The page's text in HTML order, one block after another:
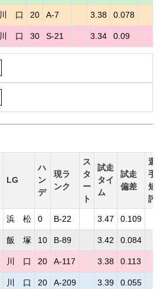
川 口 20 A-7 3.38 0.078
川 口 30 S-21 3.34 0.09
LG
ハ
ン
デ
現ラ
ンク
ス
タ
ー
ト
試走
タイ
ム
試走
偏差
選
手
短
評
浜 松 0 B-22 3.47 0.109
飯 塚 10 B-89 3.42 0.084
川 口 20 A-117 3.38 0.113
川 口 20 A-209 3.39 0.055